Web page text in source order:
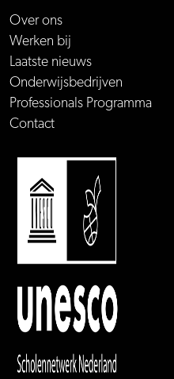
Over ons
Werken bij
Laatste nieuws
Onderwijsbedrijven
Professionals Programma
Contact